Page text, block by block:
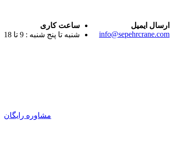
ارسال ایمیل
info@sepehrcrane.com
ساعت کاری
شنبه تا پنج شنبه : 9 تا 18
مشاوره رایگان